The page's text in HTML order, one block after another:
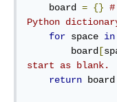
    board
= {}
Python
for space in
        board
[
start as blank.
return board